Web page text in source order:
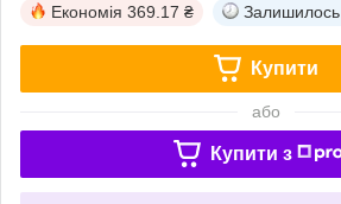
Економія 369.17 ₴ Залишилось
Купити
або
Купити з